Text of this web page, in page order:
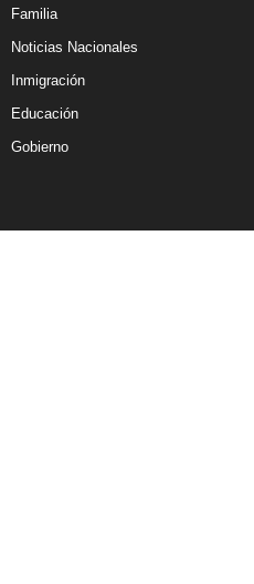
Familia
Noticias Nacionales
Inmigración
Educación
Gobierno